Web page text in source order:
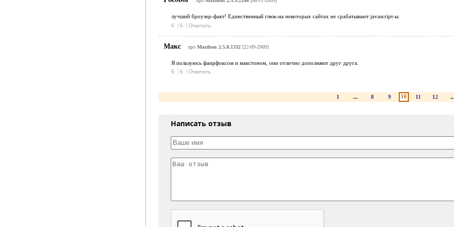
лучший броузер-факт! Единственный глюк-на некоторых сайтах не срабатывают javascript-ы.
6
| 6 | Ответить
Макс про Maxthon 2.5.8.1332[22-09-2009]
Я пользуюсь фаирфоксом и макстоном, они отлично дополняют друг друга.
6
| 6 | Ответить
1 ... 8 9 10 11 12
Написать отзыв